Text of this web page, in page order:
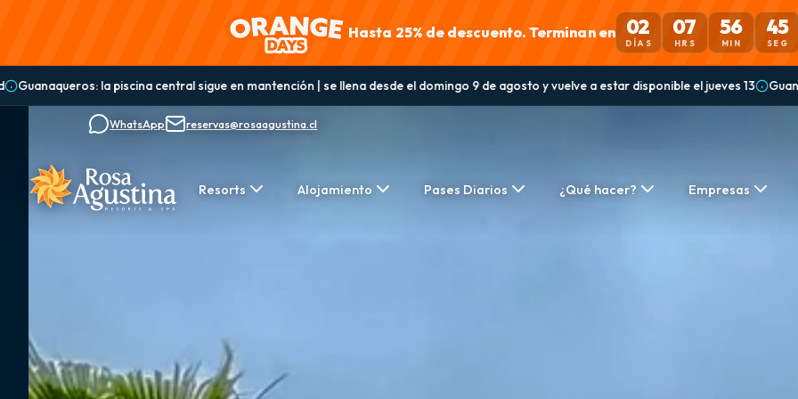
Hasta 25% de descuento. Terminan en 02
DÍAS
07
HRS
56
MIN
42
SEG
en mantención | se llena desde el domingo 9 de agosto y vuelve a estar disponible el jueves 13 Guanaqueros: el Bar Panorámico
WhatsApp reservas@rosaagustina.cl
Resorts Alojamiento Pases Diarios ¿Qué hacer? Empresas